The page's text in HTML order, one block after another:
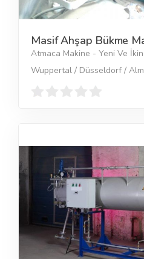
Masif Ahşap Bükme
Atmaca Makine - Yeni Ve
Wuppertal / Düsseldorf /